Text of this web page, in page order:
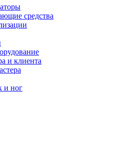
средства
и клиента
и ног